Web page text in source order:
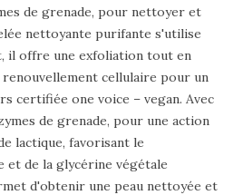
de grenade, pour nettoyer et
nettoyante purifante s'utilise
il offre une exfoliation tout en
cellulaire pour un
certifiée one voice – vegan. Avec
de grenade, pour une action
lactique, favorisant le
et de la glycérine végétale
d'obtenir une peau nettoyée et